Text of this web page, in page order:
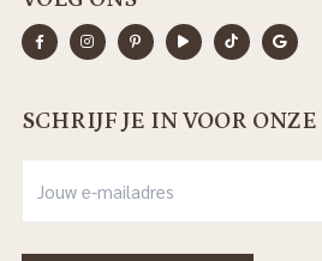
SCHRIJF JE IN VOOR ONZE